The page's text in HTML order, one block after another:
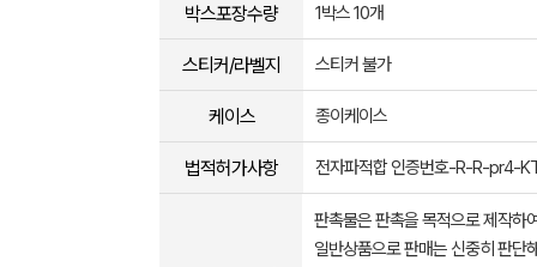
박스포장수량 1박스 10개
스티커/라벨지 스티커 불가
케이스 종이케이스
법적허가사항 전자파적합 인증번호-R-R-pr4-
판촉물은 판촉을 목적으로 제작하
일반상품으로 판매는 신중히 판단